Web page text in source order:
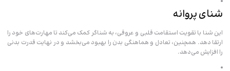
شنای پروانه
این شنا با تقویت استقامت قلبی و عروقی، به شناگر کمک می‌کند تا مهارت‌های خود را
ارتقا دهد. همچنین، تعادل و هماهنگی بدن را بهبود می‌بخشد و در نهایت قدرت بدنی
را افزایش می‌دهد.